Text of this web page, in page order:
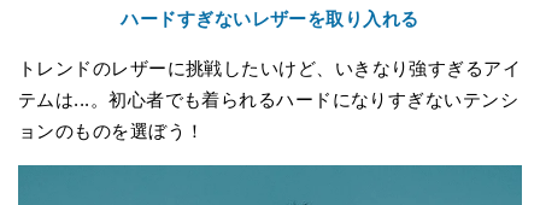
ハードすぎないレザーを取り入れる
トレンドのレザーに挑戦したいけど、いきなり強すぎるアイ
テムは...。初心者でも着られるハードになりすぎないテンシ
ョンのものを選ぼう！